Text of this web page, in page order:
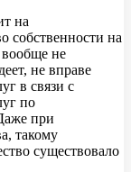
на
собственности на
вообще не
не вправе
в связи с
по
при
такому
существовало